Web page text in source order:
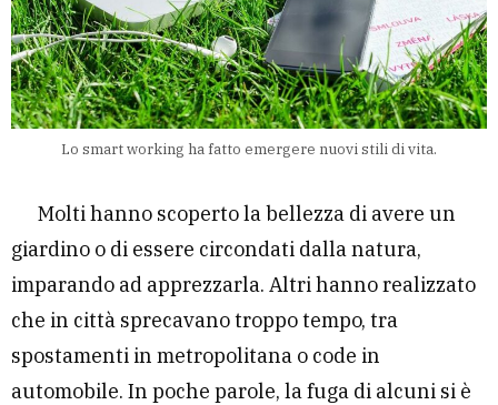
Lo smart working ha fatto emergere nuovi stili di vita.
Molti hanno scoperto la bellezza di avere un
giardino o di essere circondati dalla natura,
imparando ad apprezzarla. Altri hanno realizzato
che in città sprecavano troppo tempo, tra
spostamenti in metropolitana o code in
automobile. In poche parole, la fuga di alcuni si è